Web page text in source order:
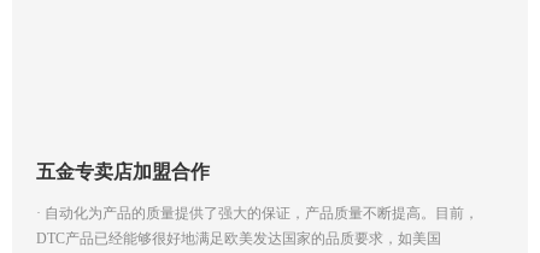
五金专卖店加盟合作
· 自动化为产品的质量提供了强大的保证，产品质量不断提高。目前，
DTC产品已经能够很好地满足欧美发达国家的品质要求，如美国